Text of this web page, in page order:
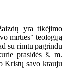
yra tikėjimo
mirties" teologiją
su rimtu pagrindu
prasidės š. m.
Kristų savo krauju